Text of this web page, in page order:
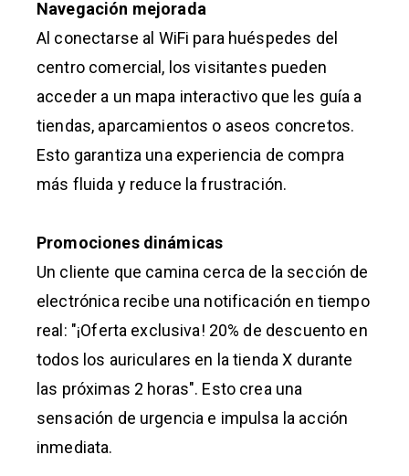
Navegación mejorada
Al conectarse al WiFi para huéspedes del
centro comercial, los visitantes pueden
acceder a un mapa interactivo que les guía a
tiendas, aparcamientos o aseos concretos.
Esto garantiza una experiencia de compra
más fluida y reduce la frustración.
Promociones dinámicas
Un cliente que camina cerca de la sección de
electrónica recibe una notificación en tiempo
real: "¡Oferta exclusiva! 20% de descuento en
todos los auriculares en la tienda X durante
las próximas 2 horas". Esto crea una
sensación de urgencia e impulsa la acción
inmediata.